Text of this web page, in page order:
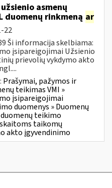
asmenų
duomenų rinkmeną ar
22
Ši informacija skelbiama:
įsipareigojimai Užsienio
prievolių vykdymo akto
Prašymai, pažymos ir
teikimas VMI »
įsipareigojimai
duomenys » Duomenų
teikimo
taikomų
akto įgyvendinimo